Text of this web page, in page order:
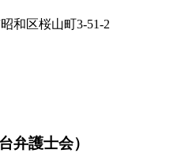
和区桜山町3-51-2
弁護士会）